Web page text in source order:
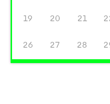
19 20 21
26 27 28